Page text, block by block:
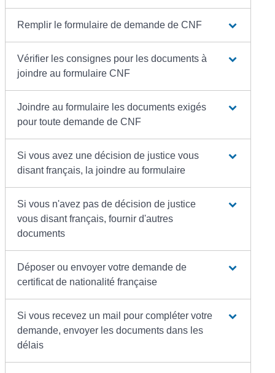
Remplir le formulaire de demande de CNF
Vérifier les consignes pour les documents à
joindre au formulaire CNF
Joindre au formulaire les documents exigés
pour toute demande de CNF
Si vous avez une décision de justice vous
disant français, la joindre au formulaire
Si vous n'avez pas de décision de justice
vous disant français, fournir d'autres
documents
Déposer ou envoyer votre demande de
certificat de nationalité française
Si vous recevez un mail pour compléter votre
demande, envoyer les documents dans les
délais